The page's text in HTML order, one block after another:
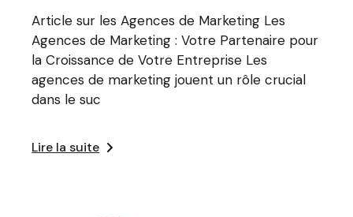
Article sur les Agences de Marketing Les
Agences de Marketing : Votre Partenaire pour
la Croissance de Votre Entreprise Les
agences de marketing jouent un rôle crucial
dans le suc
Lire la suite